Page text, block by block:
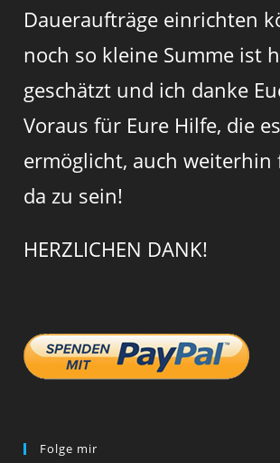
Daueraufträge einrichten
noch so kleine Summe ist
geschätzt und ich danke
Voraus für Eure Hilfe, die
ermöglicht, auch weiterhin
da zu sein!
HERZLICHEN DANK!
Folge mir